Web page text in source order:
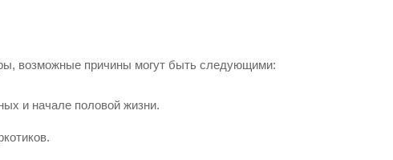
возможные причины могут быть следующими:
и начале половой жизни.